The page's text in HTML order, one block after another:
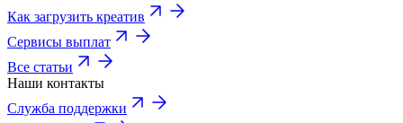
Как загрузить креатив
Сервисы выплат
Все статьи
Наши контакты
Служба поддержки